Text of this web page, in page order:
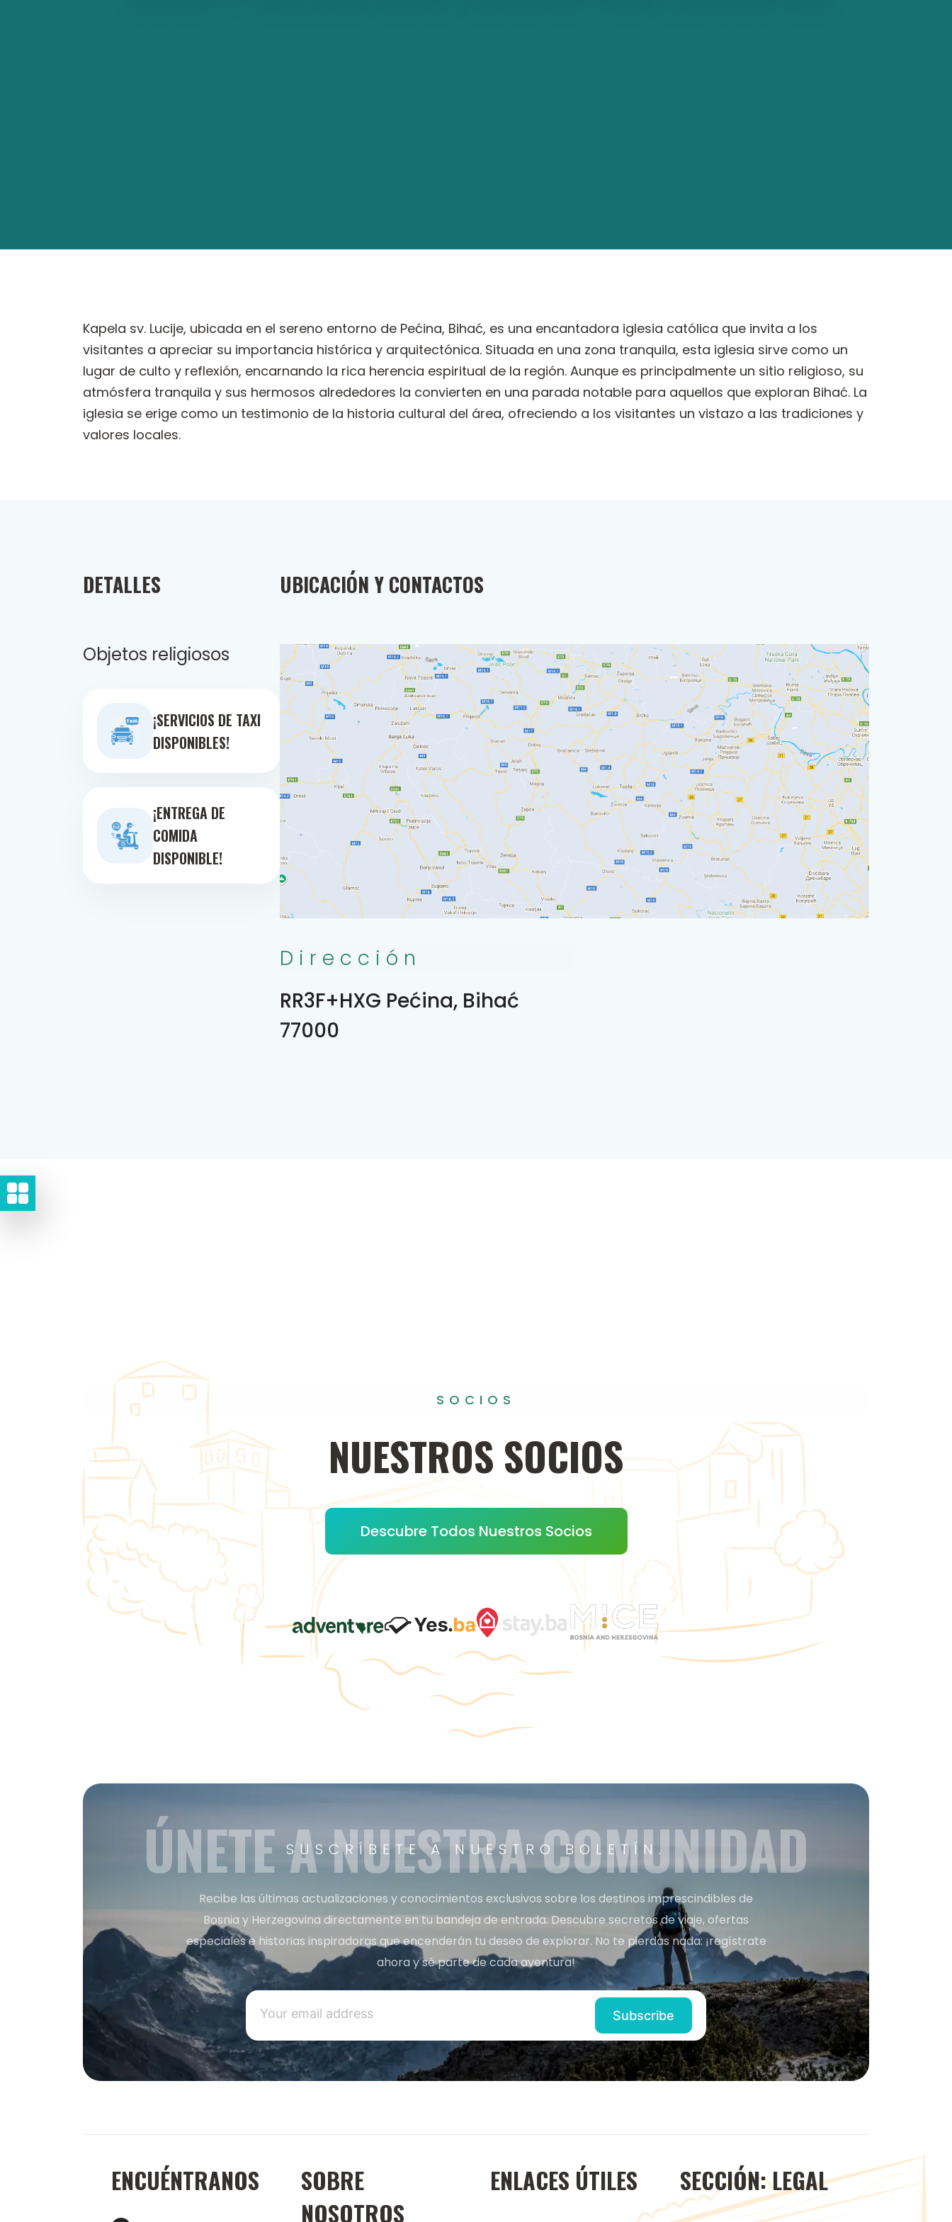
Kapela sv. Lucije, ubicada en el sereno entorno de Pećina, Bihać, es una encantadora iglesia católica que invita a los
visitantes a apreciar su importancia histórica y arquitectónica. Situada en una zona tranquila, esta iglesia sirve como un
lugar de culto y reflexión, encarnando la rica herencia espiritual de la región. Aunque es principalmente un sitio religioso, su
atmósfera tranquila y sus hermosos alrededores la convierten en una parada notable para aquellos que exploran Bihać. La
iglesia se erige como un testimonio de la historia cultural del área, ofreciendo a los visitantes un vistazo a las tradiciones y
valores locales.
DETALLES
Objetos religiosos
¡SERVICIOS DE TAXI
DISPONIBLES!
¡ENTREGA DE
COMIDA
DISPONIBLE!
UBICACIÓN Y CONTACTOS
Dirección
RR3F+HXG Pećina, Bihać
77000
SOCIOS
NUESTROS SOCIOS
Descubre Todos Nuestros Socios
SUSCRÍBETE A NUESTRO BOLETÍN.
ÚNETE A NUESTRA COMUNIDAD
Recibe las últimas actualizaciones y conocimientos exclusivos sobre los destinos imprescindibles de
Bosnia y Herzegovina directamente en tu bandeja de entrada. Descubre secretos de viaje, ofertas
especiales e historias inspiradoras que encenderán tu deseo de explorar. No te pierdas nada: ¡regístrate
ahora y sé parte de cada aventura!
ENCUÉNTRANOS
SOBRE
NOSOTROS
ENLACES ÚTILES SECCIÓN: LEGAL